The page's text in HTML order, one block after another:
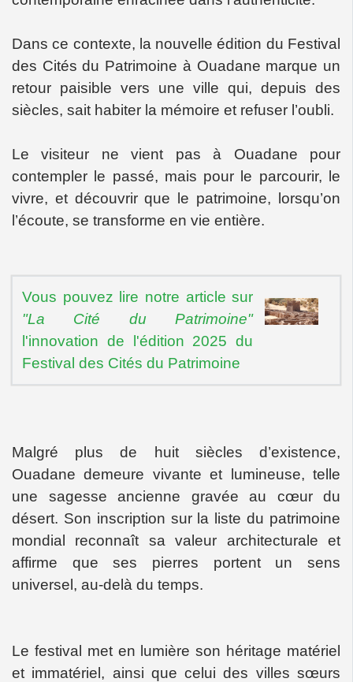
Dans ce contexte, la nouvelle édition du Festival
des Cités du Patrimoine à Ouadane marque un
retour paisible vers une ville qui, depuis des
siècles, sait habiter la mémoire et refuser l’oubli.
Le visiteur ne vient pas à Ouadane pour
contempler le passé, mais pour le parcourir, le
vivre, et découvrir que le patrimoine, lorsqu’on
l’écoute, se transforme en vie entière.
Vous pouvez lire notre article sur
"La Cité du Patrimoine"
l'innovation de l'édition 2025 du
Festival des Cités du Patrimoine
Malgré plus de huit siècles d’existence,
Ouadane demeure vivante et lumineuse, telle
une sagesse ancienne gravée au cœur du
désert. Son inscription sur la liste du patrimoine
mondial reconnaît sa valeur architecturale et
affirme que ses pierres portent un sens
universel, au-delà du temps.
Le festival met en lumière son héritage matériel
et immatériel, ainsi que celui des villes sœurs